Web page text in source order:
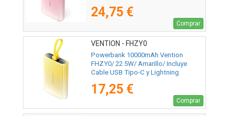
24,75 €
Comprar
VENTION - FHZY0
Powerbank 10000mAh Vention
FHZY0/ 22.5W/ Amarillo/ Incluye
Cable USB Tipo-C y Lightning
17,25 €
Comprar